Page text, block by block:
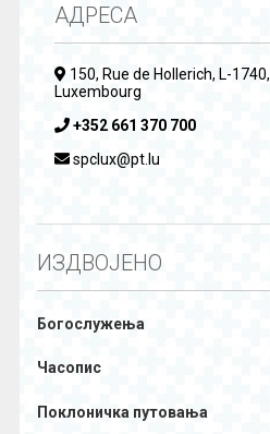
АДРЕСА
150, Rue de Hollerich, L-1740,
Luxembourg
+352 661 370 700
spclux@pt.lu
ИЗДВОЈЕНО
Богослужења
Часопис
Поклоничка путовања